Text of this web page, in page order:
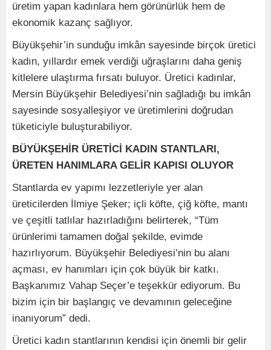
üretim yapan kadınlara hem görünürlük hem de
ekonomik kazanç sağlıyor.
Büyükşehir’in sunduğu imkân sayesinde birçok üretici
kadın, yıllardır emek verdiği uğraşlarını daha geniş
kitlelere ulaştırma fırsatı buluyor. Üretici kadınlar,
Mersin Büyükşehir Belediyesi’nin sağladığı bu imkân
sayesinde sosyalleşiyor ve üretimlerini doğrudan
tüketiciyle buluşturabiliyor.
BÜYÜKŞEHİR ÜRETİCİ KADIN STANTLARI,
ÜRETEN HANIMLARA GELİR KAPISI OLUYOR
Stantlarda ev yapımı lezzetleriyle yer alan
üreticilerden İlmiye Şeker; içli köfte, çiğ köfte, mantı
ve çeşitli tatlılar hazırladığını belirterek, “Tüm
ürünlerimi tamamen doğal şekilde, evimde
hazırlıyorum. Büyükşehir Belediyesi’nin bu alanı
açması, ev hanımları için çok büyük bir katkı.
Başkanımız Vahap Seçer’e teşekkür ediyorum. Bu
bizim için bir başlangıç ve devamının geleceğine
inanıyorum” dedi.
Üretici kadın stantlarının kendisi için önemli bir gelir